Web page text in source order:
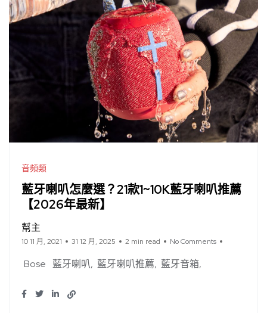
音頻類
藍牙喇叭怎麼選？21款1~10K藍牙喇叭推薦
【2026年最新】
幫主
10 11 月, 2021 31 12 月, 2025 2 min read No Comments
Bose 藍牙喇叭 藍牙喇叭推薦 藍牙音箱